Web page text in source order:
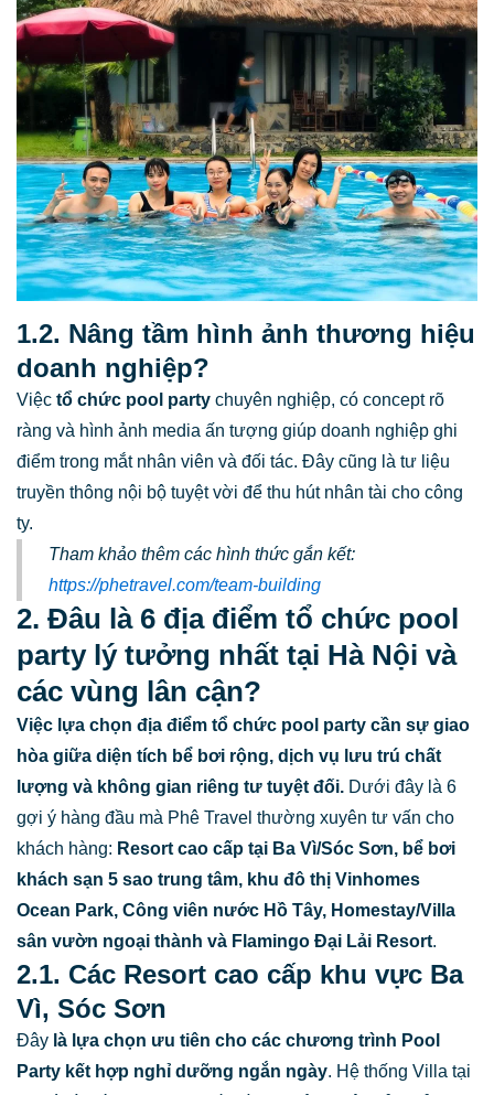
1.2. Nâng tầm hình ảnh thương hiệu
doanh nghiệp?
Việc tổ chức pool party chuyên nghiệp, có concept rõ
ràng và hình ảnh media ấn tượng giúp doanh nghiệp ghi
điểm trong mắt nhân viên và đối tác. Đây cũng là tư liệu
truyền thông nội bộ tuyệt vời để thu hút nhân tài cho công
ty.
Tham khảo thêm các hình thức gắn kết:
https://phetravel.com/team-building
2. Đâu là 6 địa điểm tổ chức pool
party lý tưởng nhất tại Hà Nội và
các vùng lân cận?
Việc lựa chọn địa điểm tổ chức pool party cần sự giao
hòa giữa diện tích bể bơi rộng, dịch vụ lưu trú chất
lượng và không gian riêng tư tuyệt đối. Dưới đây là 6
gợi ý hàng đầu mà Phê Travel thường xuyên tư vấn cho
khách hàng: Resort cao cấp tại Ba Vì/Sóc Sơn, bể bơi
khách sạn 5 sao trung tâm, khu đô thị Vinhomes
Ocean Park, Công viên nước Hồ Tây, Homestay/Villa
sân vườn ngoại thành và Flamingo Đại Lải Resort.
2.1. Các Resort cao cấp khu vực Ba
Vì, Sóc Sơn
Đây là lựa chọn ưu tiên cho các chương trình Pool
Party kết hợp nghỉ dưỡng ngắn ngày. Hệ thống Villa tại